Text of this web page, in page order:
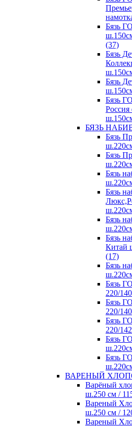
Бязь
(37)
Бязь
Бязь
Бязь
Россия
БЯЗЬ
Бязь
Бязь
Бязь
Бязь
Бязь
Бязь
Китай
(17)
Бязь
Бязь
220/
Бязь
220/
Бязь
220/
Бязь
Бязь
ВАРЕНЫЙ
Варёный
ш.250 см /
Вареный
ш.250 см /
Вареный